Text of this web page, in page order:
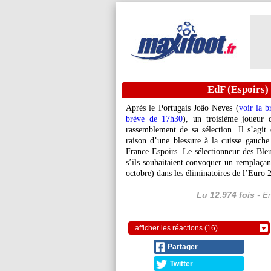
EdF
Après le Portugais João Neves (voir la
brève de 17h30), un troisième joueur
rassemblement de sa sélection. Il
raison d’une blessure à la cuisse
France Espoirs. Le sélectionneur des
s’ils souhaitaient convoquer un
octobre) dans les éliminatoires de l’Euro
Lu 12.974 fois -
afficher les réactions (16)
Partager
Twitter